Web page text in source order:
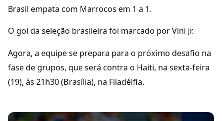
Brasil empata com Marrocos em 1 a 1.
O gol da seleção brasileira foi marcado por Vini Jr.
Agora, a equipe se prepara para o próximo desafio na
fase de grupos, que será contra o Haiti, na sexta-feira
(19), às 21h30 (Brasília), na Filadélfia.